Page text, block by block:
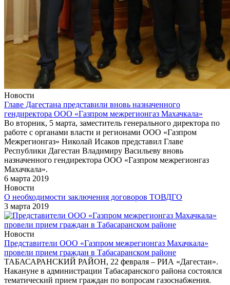
Новости
Главе Дагестана представили вновь назначенного
гендиректора ООО «Газпром межрегионгаз Махачкала»
Во вторник, 5 марта, заместитель генерального директора по
работе с органами власти и регионами ООО «Газпром
Межрегионгаз» Николай Исаков представил Главе
Республики Дагестан Владимиру Васильеву вновь
назначенного гендиректора ООО «Газпром межрегионгаз
Махачкала».
6 марта 2019
Новости
О необходимости заключения договоров ТОВДГО
3 марта 2019
Новости
Представители ООО «Газпром межрегионгаз Махачкала»
провели прием граждан в Табасаранском районе
ТАБАСАРАНСКИЙ РАЙОН, 22 февраля – РИА «Дагестан».
Накануне в администрации Табасаранского района состоялся
тематический прием граждан по вопросам газоснабжения.